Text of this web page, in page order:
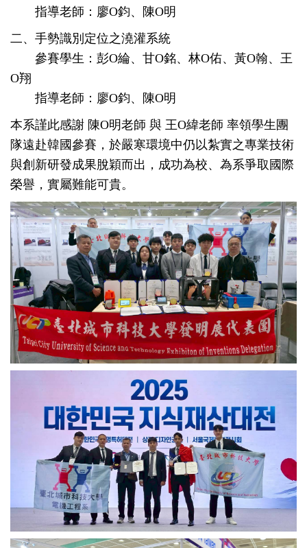
指導老師：廖O鈞、陳O明
二、手勢識別定位之澆灌系統
參賽學生：彭O綸、甘O銘、林O佑、黃O翰、王
O翔
指導老師：廖O鈞、陳O明
本系謹此感謝 陳O明老師 與 王O緯老師 率領學生團
隊遠赴韓國參賽，於嚴寒環境中仍以紮實之專業技術
與創新研發成果脫穎而出，成功為校、為系爭取國際
榮譽，實屬難能可貴。